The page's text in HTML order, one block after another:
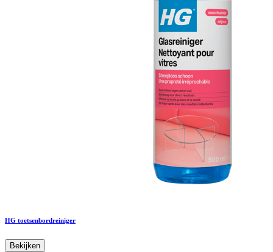
HG toetsenbordreiniger
Bekijken